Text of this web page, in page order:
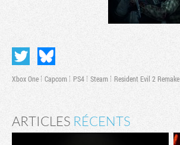
Xbox One Capcom PS4 Steam Resident Evil 2 Remake
ARTICLES RÉCENTS